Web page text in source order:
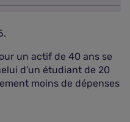
un actif de 40 ans se
d'un étudiant de 20
moins de dépenses